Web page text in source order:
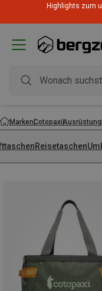
Highlights zum
MarkenCotopaxiAusrüstung
Reisetaschen